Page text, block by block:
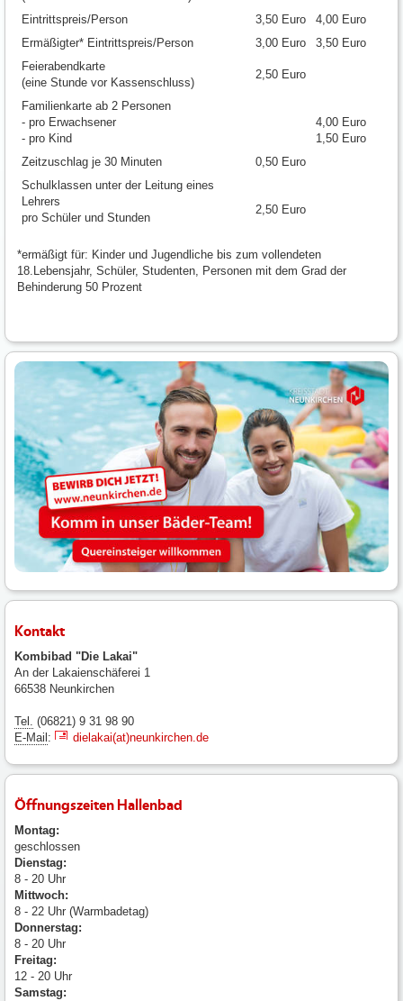
Eintrittspreis/Person
3,50 Euro
4,00 Euro
Ermäßigter* Eintrittspreis/Person
3,00 Euro
3,50 Euro
Feierabendkarte
(eine Stunde vor Kassenschluss)
2,50 Euro
Familienkarte ab 2 Personen
- pro Erwachsener
- pro Kind
4,00 Euro
1,50 Euro
Zeitzuschlag je 30 Minuten
0,50 Euro
Schulklassen unter der Leitung eines
Lehrers
pro Schüler und Stunden
2,50 Euro
*ermäßigt für: Kinder und Jugendliche bis zum vollendeten
18.Lebensjahr, Schüler, Studenten, Personen mit dem Grad der
Behinderung 50 Prozent
Kontakt
Kombibad "Die Lakai"
An der Lakaienschäferei 1
66538 Neunkirchen
Tel. (06821) 9 31 98 90
E-Mail : dielakai(at)neunkirchen.de
Öffnungszeiten Hallenbad
Montag:
geschlossen
Dienstag:
8 - 20 Uhr
Mittwoch:
8 - 22 Uhr (Warmbadetag)
Donnerstag:
8 - 20 Uhr
Freitag:
12 - 20 Uhr
Samstag: